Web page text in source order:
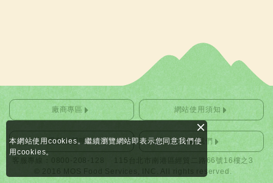
廠商專區 網站使用須知
隱私權聲明 聯絡我們
115台北市南港區經貿二路66號16樓之3
© 2016 MOS Food Services, INC. All rights reserved.
本網站使用cookies。繼續瀏覽網站即表示您同意我們使
用cookies。